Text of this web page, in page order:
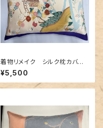
着物リメイク シルク枕カバ
ー 013
¥5,500